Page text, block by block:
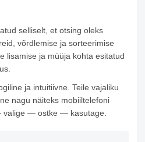
selliselt, et otsing oleks
võrdlemise ja sorteerimise
lisamise ja müüja kohta esitatud
ja intuitiivne. Teile vajaliku
nagu näiteks mobiiltelefoni
— ostke — kasutage.